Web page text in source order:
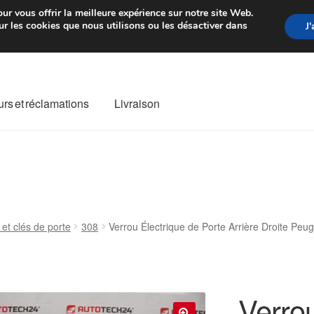
de 7 EUR Du lundi au
et réclamations Livraison
clés de porte 308 Verrou Électrique de Porte Arrière Droite
vous offrir la meilleure expérience sur notre site Web.
les cookies que nous utilisons ou les désactiver dans